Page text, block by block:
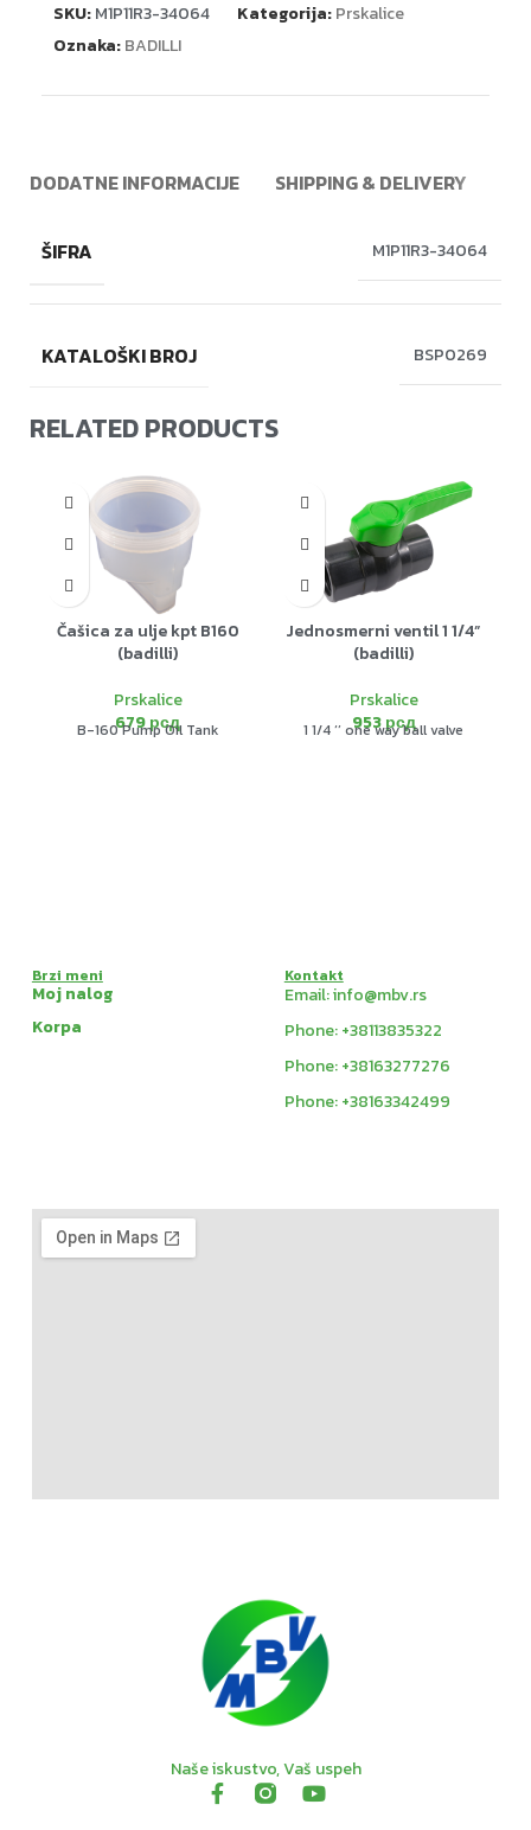
SKU:M1P11R3-34064 Kategorija:Prskalice
Oznaka:BADILLI
DODATNE INFORMACIJE SHIPPING & DELIVERY
ŠIFRA M1P11R3-34064
KATALOŠKI BROJ BSP0269
RELATED PRODUCTS
Čašica za ulje kpt B160
(badilli)
Prskalice
679рсд
B-160 Pump Oil Tank
Jednosmerni ventil 1 1/4”
(badilli)
Prskalice
953рсд
1 1/4 ‘’ one way ball valve
Naše iskustvo, Vaš uspeh
Brzi meni
Moj nalog
Korpa
Kontakt
Email: info@mbv.rs
Phone: +38113835322
Phone: +38163277276
Phone: +38163342499